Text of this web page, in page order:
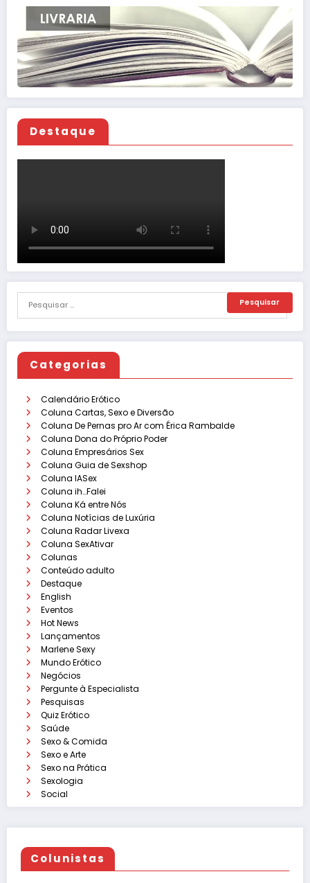
Destaque
Categorias
Calendário Erótico
Coluna Cartas, Sexo e Diversão
Coluna De Pernas pro Ar com Érica Rambalde
Coluna Dona do Próprio Poder
Coluna Empresários Sex
Coluna Guia de Sexshop
Coluna IASex
Coluna ih…Falei
Coluna Ká entre Nós
Coluna Notícias de Luxúria
Coluna Radar Livexa
Coluna SexAtivar
Colunas
Conteúdo adulto
Destaque
English
Eventos
Hot News
Lançamentos
Marlene Sexy
Mundo Erótico
Negócios
Pergunte à Especialista
Pesquisas
Quiz Erótico
Saúde
Sexo & Comida
Sexo e Arte
Sexo na Prática
Sexologia
Social
Colunistas